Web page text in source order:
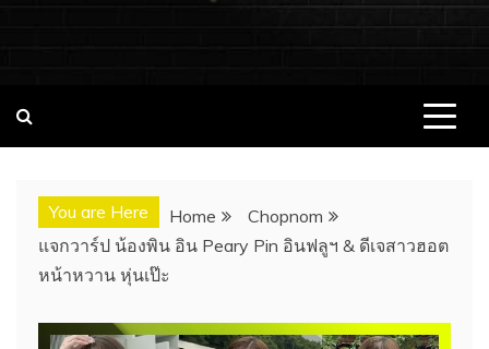
ดอล นางแบบ ONLYFANS หุ่นเอ็กซ์
You are Here Home
Chopnom
แจกวาร์ป น้องพิน อิน Peary Pin อินฟลูฯ & ดีเจสาวฮอต
หน้าหวาน หุ่นเป๊ะ